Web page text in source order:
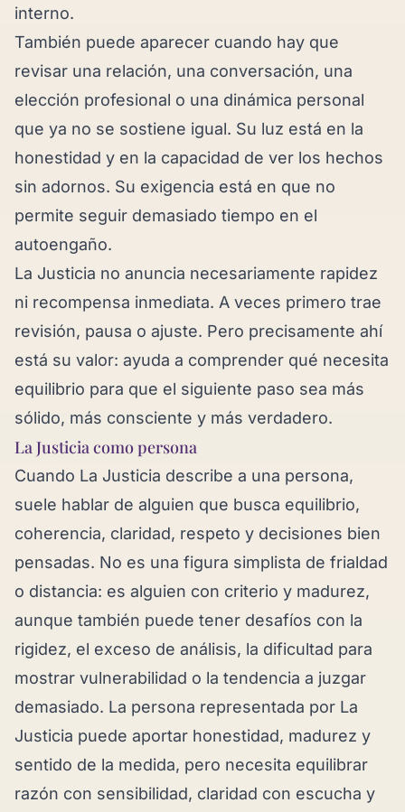
interno.
También puede aparecer cuando hay que
revisar una relación, una conversación, una
elección profesional o una dinámica personal
que ya no se sostiene igual. Su luz está en la
honestidad y en la capacidad de ver los hechos
sin adornos. Su exigencia está en que no
permite seguir demasiado tiempo en el
autoengaño.
La Justicia no anuncia necesariamente rapidez
ni recompensa inmediata. A veces primero trae
revisión, pausa o ajuste. Pero precisamente ahí
está su valor: ayuda a comprender qué necesita
equilibrio para que el siguiente paso sea más
sólido, más consciente y más verdadero.
La Justicia como persona
Cuando La Justicia describe a una persona,
suele hablar de alguien que busca equilibrio,
coherencia, claridad, respeto y decisiones bien
pensadas. No es una figura simplista de frialdad
o distancia: es alguien con criterio y madurez,
aunque también puede tener desafíos con la
rigidez, el exceso de análisis, la dificultad para
mostrar vulnerabilidad o la tendencia a juzgar
demasiado. La persona representada por La
Justicia puede aportar honestidad, madurez y
sentido de la medida, pero necesita equilibrar
razón con sensibilidad, claridad con escucha y